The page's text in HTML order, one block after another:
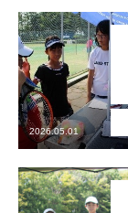
2026.05.01